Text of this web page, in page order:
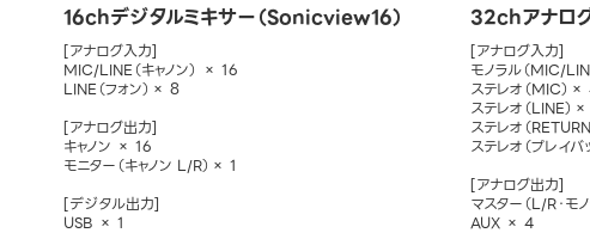
16chデジタルミキサー（Sonicview16）
[アナログ入力]
MIC/LINE（キャノン） × 16
LINE（フォン）× 8
[アナログ出力]
キャノン × 16
モニター（キャノン L/R）× 1
[デジタル出力]
USB × 1
32chアナロ
[アナログ入力]
モノラル（MIC/
ステレオ（MIC）
ステレオ（LINE）
ステレオ（
ステレオ（プレイ
[アナログ出力]
マスター（L/R・モ
AUX × 4